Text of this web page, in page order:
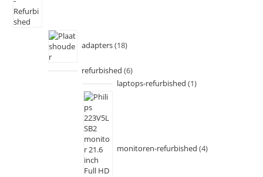
adapters 18
refurbished 6
laptops-refurbished 1
monitoren-refurbished 4